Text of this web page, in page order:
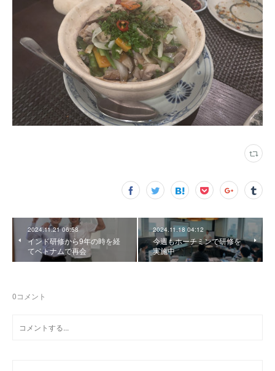
2024.11.21 06:58
インド研修から9年の時を経
てベトナムで再会
2024.11.18 04:12
今週もホーチミンで研修を
実施中
0コメント